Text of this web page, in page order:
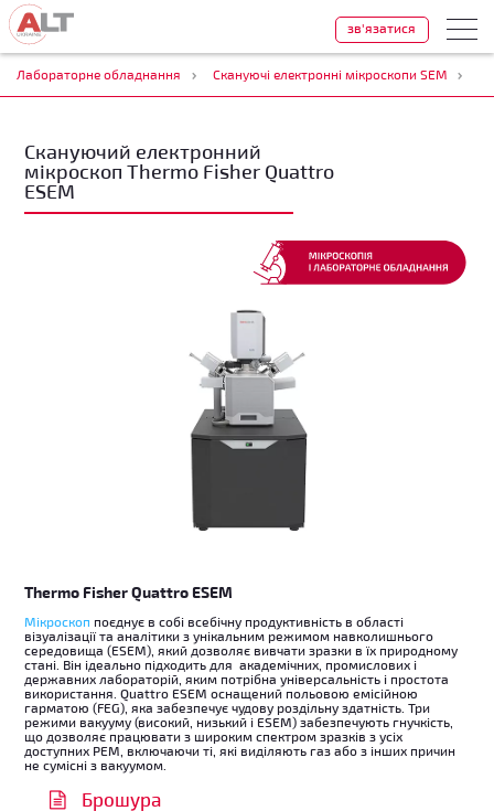
зв'язатися
Лабораторне обладнання Скануючі електронні мікроскопи SEM
Скануючий електронний
мікроскоп Thermo Fisher Quattro
ESEM
Thermo Fisher Quattro ESEM
Мікроскоп поєднує в собі всебічну продуктивність в області
візуалізації та аналітики з унікальним режимом навколишнього
середовища (ESEM), який дозволяє вивчати зразки в їх природному
стані. Він ідеально підходить для академічних, промислових і
державних лабораторій, яким потрібна універсальність і простота
використання. Quattro ESEM оснащений польовою емісійною
гарматою (FEG), яка забезпечує чудову роздільну здатність. Три
режими вакууму (високий, низький і ESEM) забезпечують гнучкість,
що дозволяє працювати з широким спектром зразків з усіх
доступних РЕМ, включаючи ті, які виділяють газ або з інших причин
не сумісні з вакуумом.
Брошура